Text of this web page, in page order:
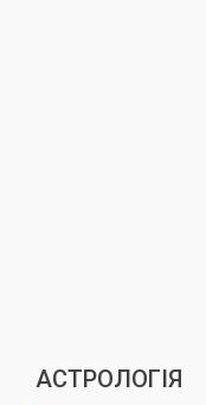
АСТРОЛОГІЯ